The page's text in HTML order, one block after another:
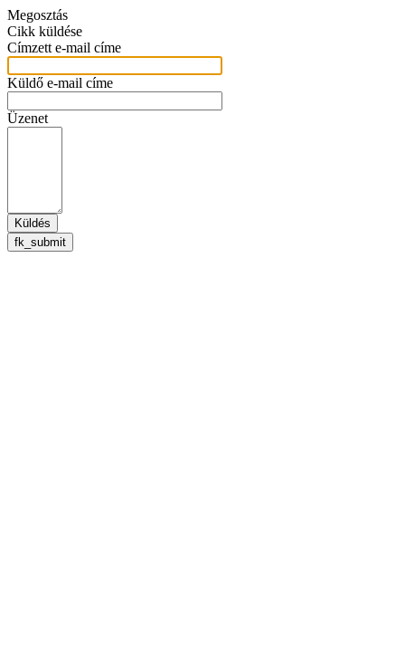
Megosztás
Cikk küldése
Címzett e-mail címe
Küldő e-mail címe
Üzenet